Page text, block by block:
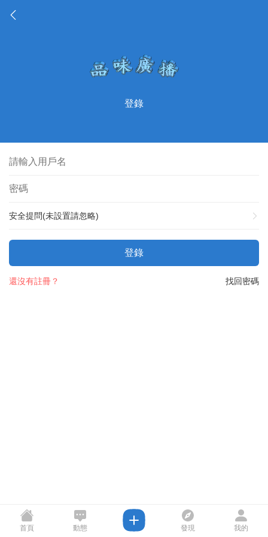
登錄
安全提問(未設置請忽略)
登錄
找回密碼
還沒有註冊？
首頁 動態 發現 我的